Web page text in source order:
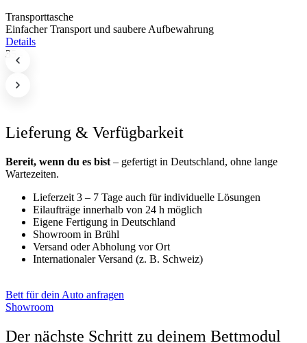
Transporttasche
Einfacher Transport und saubere Aufbewahrung
Details
35,-
Lieferung & Verfügbarkeit
Bereit, wenn du es bist – gefertigt in Deutschland, ohne lange
Wartezeiten.
Lieferzeit 3 – 7 Tage auch für individuelle Lösungen
Eilaufträge innerhalb von 24 h möglich
Eigene Fertigung in Deutschland
Showroom in Brühl
Versand oder Abholung vor Ort
Internationaler Versand (z. B. Schweiz)
Bett für dein Auto anfragen
Showroom
Der nächste Schritt zu deinem Bettmodul